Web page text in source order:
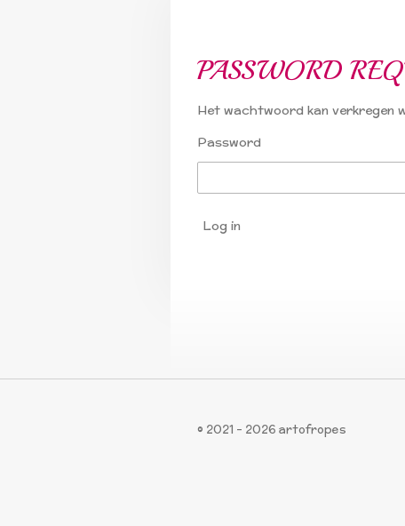
PASSWORD
Het wachtwoord kan verkregen
Password
Log in
© 2021 - 2026 artofropes